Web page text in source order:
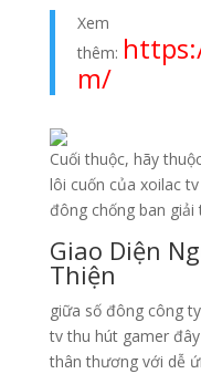
Xem
thêm:
m/
Cuối thuộc, hãy
lôi cuốn của xoilac
đông chống ban
Giao Diện
Thiện
giữa số đông công
tv thu hút gamer
thân thương với dễ